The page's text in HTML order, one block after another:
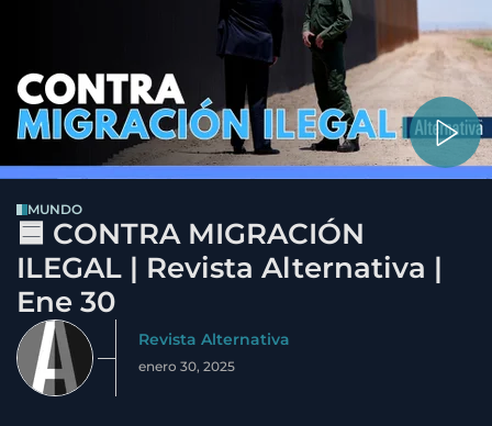
MUNDO
🟦 CONTRA MIGRACIÓN
ILEGAL | Revista Alternativa |
Ene 30
Revista Alternativa
enero 30, 2025